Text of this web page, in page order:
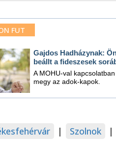
FUT
Gajdos Hadházynak:
beállt a fideszesek
A MOHU-val kapcsolatban
megy az adok-kapok.
| Szolnok
|